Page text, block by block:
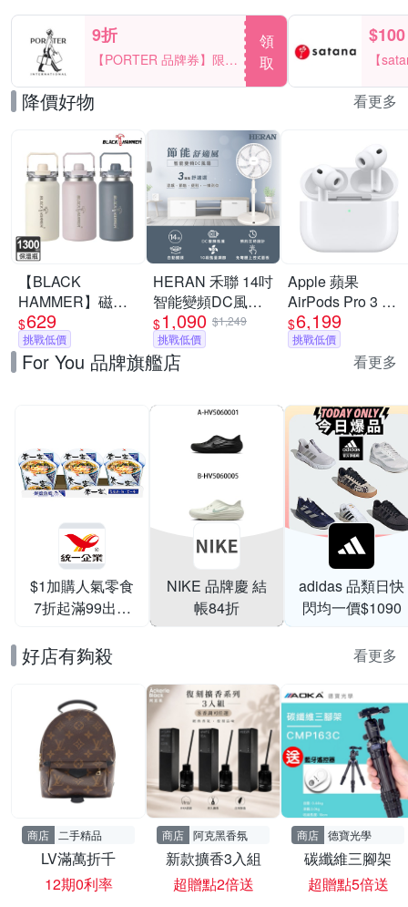
9折
【PORTER 品牌券】限時
2天 滿2000享9折
領
取
$100
【
一件
降價好物 看更多
【BLACK
HAMMER】磁吸
大容量手提不鏽鋼
保溫保冰雙飲杯
1300ML(三色任選)
$629
挑戰低價
HERAN 禾聯 14吋
智能變頻DC風扇
HDF-14WT760
[限時優惠]
$1,090 $1,249
挑戰低價
Apple 蘋果
AirPods Pro 3 主
動式降噪 藍芽耳機
原廠保固 公司貨
USB-C MagSafe
$6,199
挑戰低價
For You 品牌旗艦店 看更多
$1加購人氣零食
7折起滿99出貨
NIKE 品牌慶 結
帳84折
adidas 品類日快
閃均一價$1090
好店有夠殺 看更多
商店 二手精品
LV滿萬折千
12期0利率
商店 阿克黑香氛
新款擴香3入組
超贈點2倍送
商店 德寶光學
碳纖維三腳架
超贈點5倍送